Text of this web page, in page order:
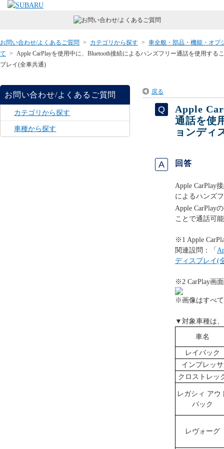
お問い合わせ/よくあるご質問 > カテゴリから探す > 車全般・部品・機能・オプ
て > Apple CarPlayを使用中に、Bluetooth接続によるハンズフリー通話を使用す
プレイ(全車共通)
お問い合わせ/よくあるご質問
カテゴリから探す
車種から探す
戻る
Apple
通話を使
ョンディ
回答
Apple CarPlay
によるハンズ
Apple CarPlay
ことで通話可
※1 Apple
関連設問：「
ディスプレイ(
※2 CarPlay画
※画像はすべ
▼対象車種は
車名
レイバック
インプレッサ
クロストレッ
レガシィ アウ
バック
レヴォーグ